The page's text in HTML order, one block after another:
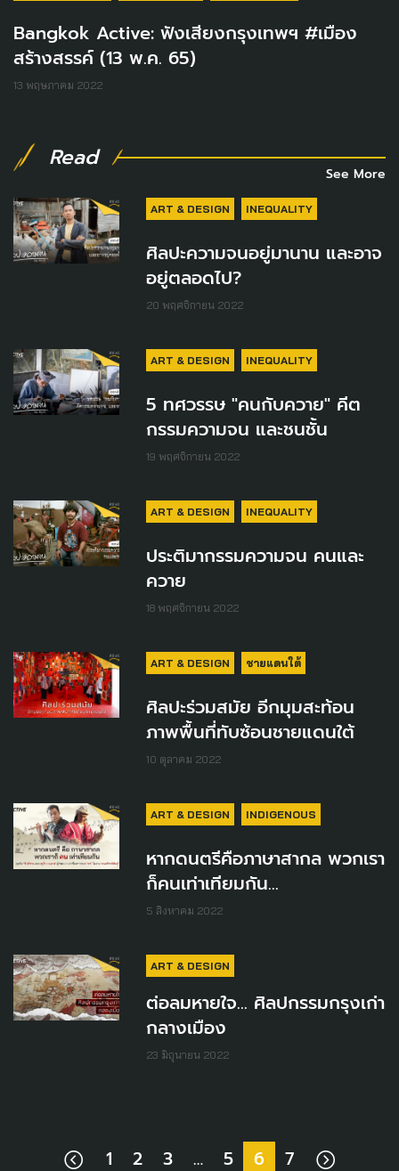
Bangkok Active: ฟังเสียงกรุงเทพฯ #เมือง
สร้างสรรค์ (13 พ.ค. 65)
13 พฤษภาคม 2022
Read
See More
ART & DESIGN INEQUALITY
ศิลปะความจนอยู่มานาน และอาจ
อยู่ตลอดไป?
20 พฤศจิกายน 2022
ART & DESIGN INEQUALITY
5 ทศวรรษ "คนกับควาย" คีต
กรรมความจน และชนชั้น
19 พฤศจิกายน 2022
ART & DESIGN INEQUALITY
ประติมากรรมความจน คนและ
ควาย
18 พฤศจิกายน 2022
ART & DESIGN ชายแดนใต้
ศิลปะร่วมสมัย อีกมุมสะท้อน
ภาพพื้นที่ทับซ้อนชายแดนใต้
10 ตุลาคม 2022
ART & DESIGN INDIGENOUS
หากดนตรีคือภาษาสากล พวกเรา
ก็คนเท่าเทียมกัน...
5 สิงหาคม 2022
ART & DESIGN
ต่อลมหายใจ... ศิลปกรรมกรุงเก่า
กลางเมือง
23 มิถุนายน 2022
1 2 3 … 5 6 7